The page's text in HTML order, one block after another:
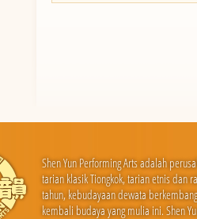
Shen Yun Performing Arts adalah
tarian klasik Tiongkok, tarian etnis dan
tahun, kebudayaan dewata
kembali budaya yang mulia ini. Shen